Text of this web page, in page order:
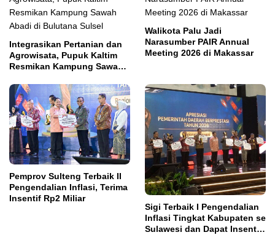
Integrasikan Pertanian dan
Agrowisata, Pupuk Kaltim
Resmikan Kampung Sawah
Walikota Palu Jadi
Narasumber PAIR Annual
Meeting 2026 di Makassar
Pemprov Sulteng Terbaik II
Pengendalian Inflasi, Terima
Insentif Rp2 Miliar
Sigi Terbaik I Pengendalian
Inflasi Tingkat Kabupaten se
Sulawesi dan Dapat Insentif